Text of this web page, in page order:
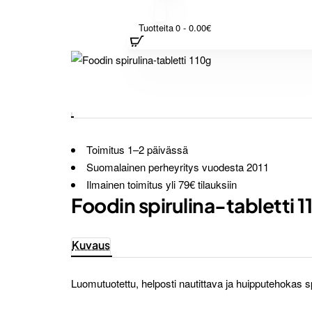
Tuotteita 0 - 0.00€
Toimitus 1–2 päivässä
Suomalainen perheyritys vuodesta 2011
Ilmainen toimitus yli 79€ tilauksiin
Foodin spirulina-tabletti
Kuvaus
Luomutuotettu, helposti nautittava ja huipputehokas